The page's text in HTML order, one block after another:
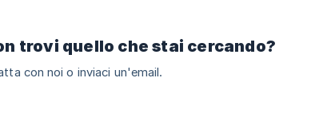
trovi quello che stai cercando?
con noi o inviaci un'email.